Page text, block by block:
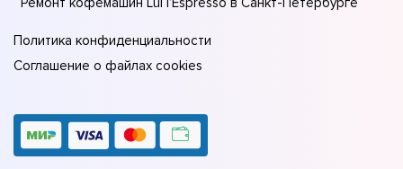
Политика конфиденциальности
Соглашение о файлах cookies